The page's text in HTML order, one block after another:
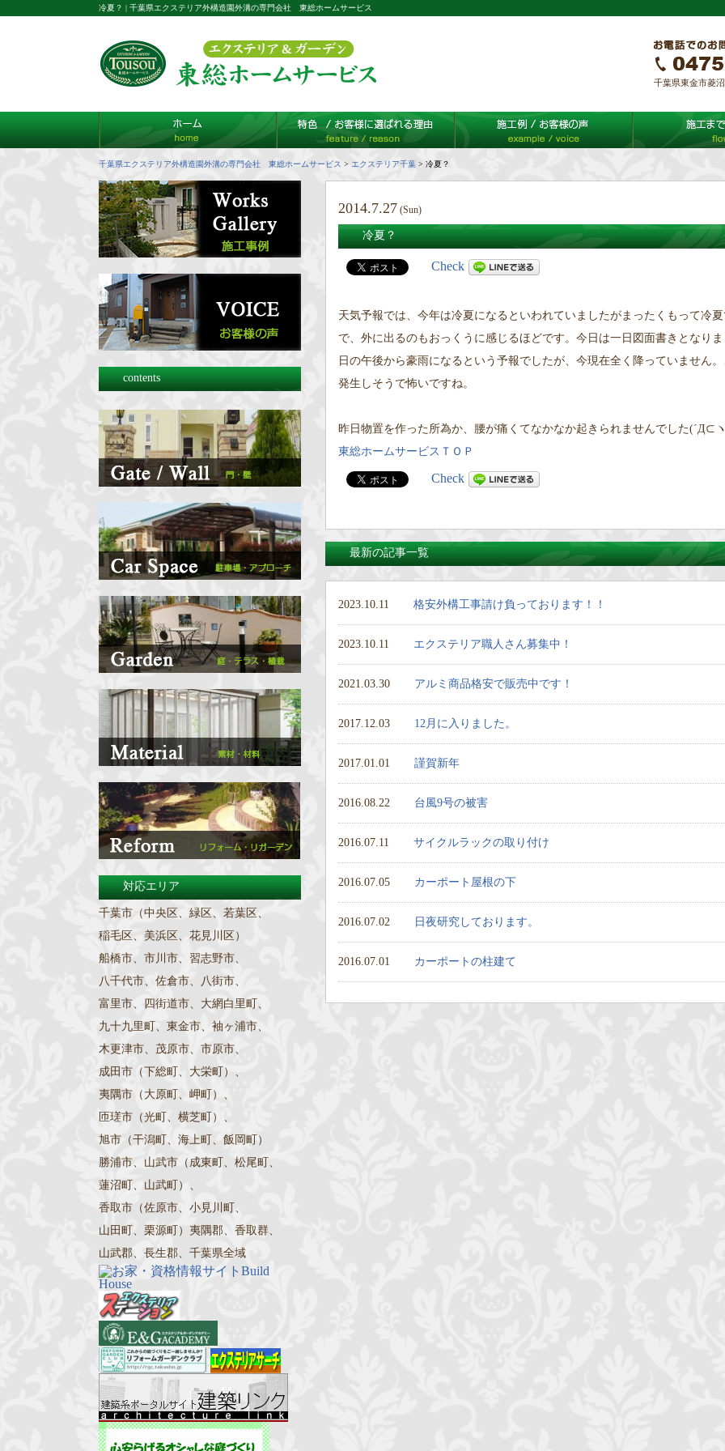
冷夏？ | 千葉県エクステリア外構造園外溝の専門会社 東総ホームサービス
千葉県東金市菱
千葉県エクステリア外構造園外溝の専門会社 東総ホームサービス > エクステリア千葉 > 冷夏？
2014.7.27 (Sun)
冷夏？
Check
天気予報では、今年は冷夏になるといわれていましたがまったくもって冷
で、外に出るのもおっくうに感じるほどです。今日は一日図面書きとなり
日の午後から豪雨になるという予報でしたが、今現在全く降っていません
発生しそうで怖いですね。
昨日物置を作った所為か、腰が痛くてなかなか起きられませんでした(´Д⊂
東総ホームサービスＴＯＰ
Check
最新の記事一覧
2023.10.11 格安外構工事請け負っております！！
2023.10.11 エクステリア職人さん募集中！
2021.03.30 アルミ商品格安で販売中です！
2017.12.03 12月に入りました。
2017.01.01 謹賀新年
2016.08.22 台風9号の被害
2016.07.11 サイクルラックの取り付け
2016.07.05 カーポート屋根の下
2016.07.02 日夜研究しております。
2016.07.01 カーポートの柱建て
contents
対応エリア
千葉市（中央区、緑区、若葉区、
稲毛区、美浜区、花見川区）
船橋市、市川市、習志野市、
八千代市、佐倉市、八街市、
富里市、四街道市、大網白里町、
九十九里町、東金市、袖ヶ浦市、
木更津市、茂原市、市原市、
成田市（下総町、大栄町）、
夷隅市（大原町、岬町）、
匝瑳市（光町、横芝町）、
旭市（干潟町、海上町、飯岡町）
勝浦市、山武市（成東町、松尾町、
蓮沼町、山武町）、
香取市（佐原市、小見川町、
山田町、栗源町）夷隅郡、香取群、
山武郡、長生郡、千葉県全域